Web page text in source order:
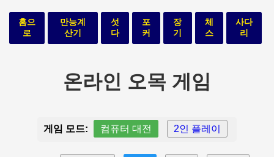
홈으
로
만능계
산기
섯
다
포
커
장
기
체
스
사다
리
온라인 오목 게임
게임 모드: 컴퓨터 대전 2인 플레이